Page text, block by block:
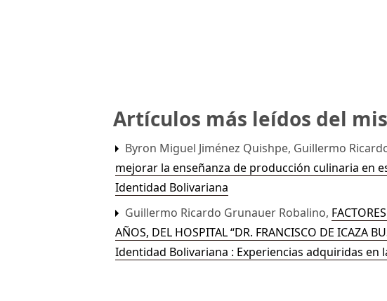
Artículos más leídos del
Byron Miguel Jiménez Quishpe, Guillermo
mejorar la enseñanza de producción culinaria en
Identidad Bolivariana
Guillermo Ricardo Grunauer Robalino,
AÑOS, DEL HOSPITAL “DR. FRANCISCO DE ICAZA
Identidad Bolivariana : Experiencias adquiridas en